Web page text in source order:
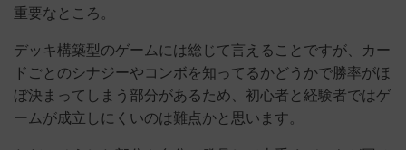
重要なところ。
デッキ構築型のゲームには総じて言えることですが、カー
ドごとのシナジーやコンボを知ってるかどうかで勝率がほ
ぼ決まってしまう部分があるため、初心者と経験者ではゲ
ームが成立しにくいのは難点かと思います。